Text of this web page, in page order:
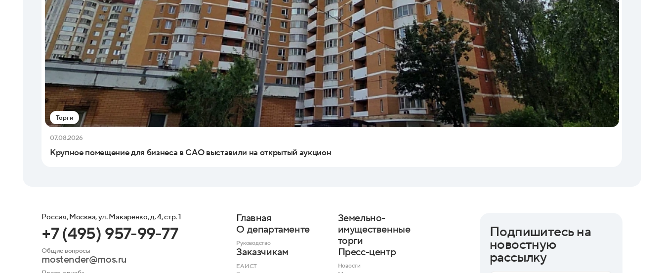
Торги
07.08.2026
Крупное помещение для бизнеса в САО выставили на открытый аукцион
Россия, Москва, ул. Макаренко, д. 4, стр. 1
+7 (495) 957-99-77
Общие вопросы
mostender@mos.ru
Главная
О департаменте
Руководство
Заказчикам
ЕАИСТ
Земельно-
имущественные
торги
Пресс-центр
Новости
Подпишитесь на
новостную
рассылку